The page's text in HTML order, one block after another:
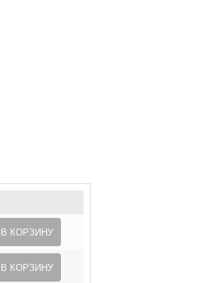
В КОРЗИНУ
В КОРЗИНУ